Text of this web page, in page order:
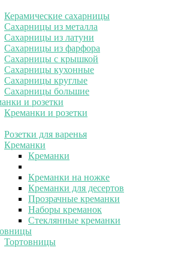
Керамические сахарницы
Сахарницы из металла
Сахарницы из латуни
Сахарницы из фарфора
Сахарницы с крышкой
Сахарницы кухонные
Сахарницы круглые
Сахарницы большие
и розетки
Креманки и розетки
Розетки для варенья
Креманки
Креманки
Креманки на ножке
Креманки для десертов
Прозрачные креманки
Наборы креманок
Стеклянные креманки
Тортовницы